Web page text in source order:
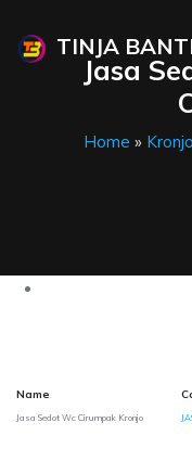
TINJA
Jasa
Home » Kronjo
Name
Jasa Sedot Wc Cirumpak Kronjo